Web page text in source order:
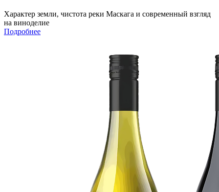
Характер земли, чистота реки Маскага и современный взгляд
на виноделие
Подробнее